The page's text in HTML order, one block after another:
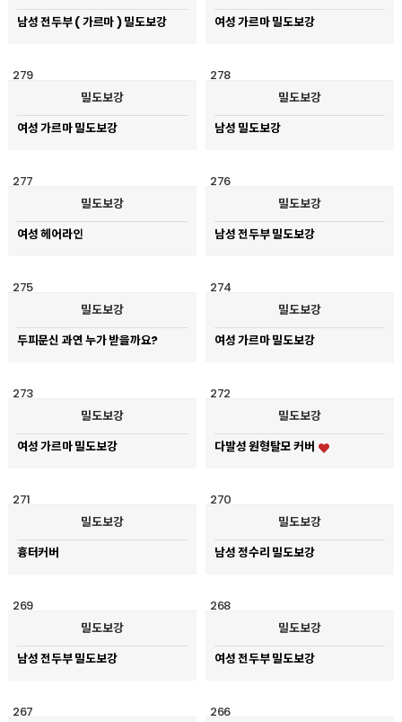
남성 전두부 ( 가르마 ) 밀도보강
여성 가르마 밀도보강
279
밀도보강
여성 가르마 밀도보강
278
밀도보강
남성 밀도보강
277
밀도보강
여성 헤어라인
276
밀도보강
남성 전두부 밀도보강
275
밀도보강
두피문신 과연 누가 받을까요?
274
밀도보강
여성 가르마 밀도보강
273
밀도보강
여성 가르마 밀도보강
272
밀도보강
다발성 원형탈모 커버
271
밀도보강
흉터커버
270
밀도보강
남성 정수리 밀도보강
269
밀도보강
남성 전두부 밀도보강
268
밀도보강
여성 전두부 밀도보강
267
266